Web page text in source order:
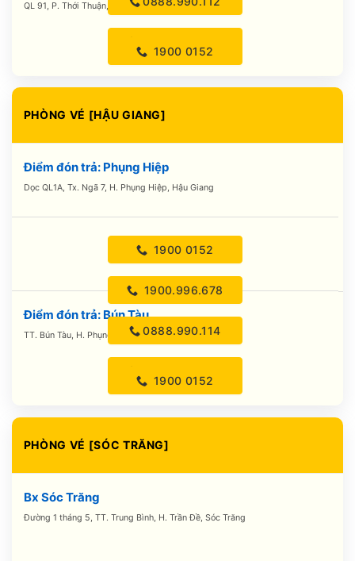
QL 91, P. Thới Thuận, H. Thốt Nốt, Cần Thơ
1900 0152
1900.996.678
0888.990.113
PHÒNG VÉ [HẬU GIANG]
Điểm đón trả: Phụng Hiệp
Dọc QL1A, Tx. Ngã 7, H. Phụng Hiệp, Hậu Giang
1900 0152
1900.996.678
0888.990.114
Điểm đón trả: Bún Tàu
TT. Bún Tàu, H. Phụng Hiệp, Hậu Giang
1900 0152
1900.996.678
PHÒNG VÉ [SÓC TRĂNG]
Bx Sóc Trăng
Đường 1 tháng 5, TT. Trung Bình, H. Trần Đề, Sóc Trăng